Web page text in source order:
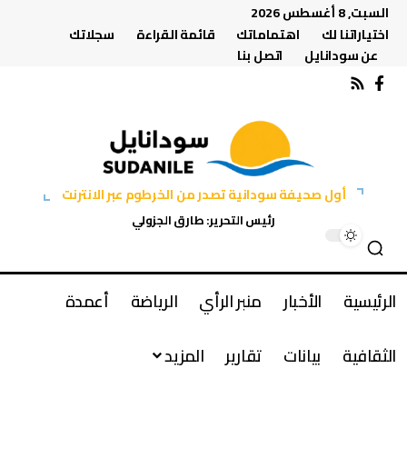
السبت, 8 أغسطس 2026
اختياراتنا لك
اهتماماتك قائمة القراءة
سجلاتك
عن سودانايل
اتصل بنا
أول صحيفة سودانية تصدر من الخرطوم عبر الانترنت
رئيس التحرير: طارق الجزولي
الرئيسية الأخبار منبر الرأي الرياضة
أعمدة
الثقافية
بيانات تقارير المزيد